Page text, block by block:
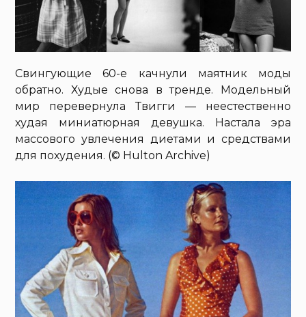
Свингующие 60-е качнули маятник моды
обратно. Худые снова в тренде. Модельный
мир перевернула Твигги — неестественно
худая миниатюрная девушка. Настала эра
массового увлечения диетами и средствами
для похудения. (© Hulton Archive)